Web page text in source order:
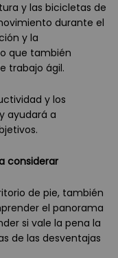
y las bicicletas de
durante el
y la
que también
trabajo ágil.
y los
ayudará a
considerar
de pie, también
el panorama
si vale la pena la
de las desventajas